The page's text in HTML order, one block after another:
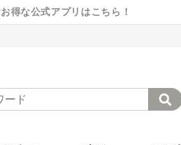
得な公式アプリはこちら！